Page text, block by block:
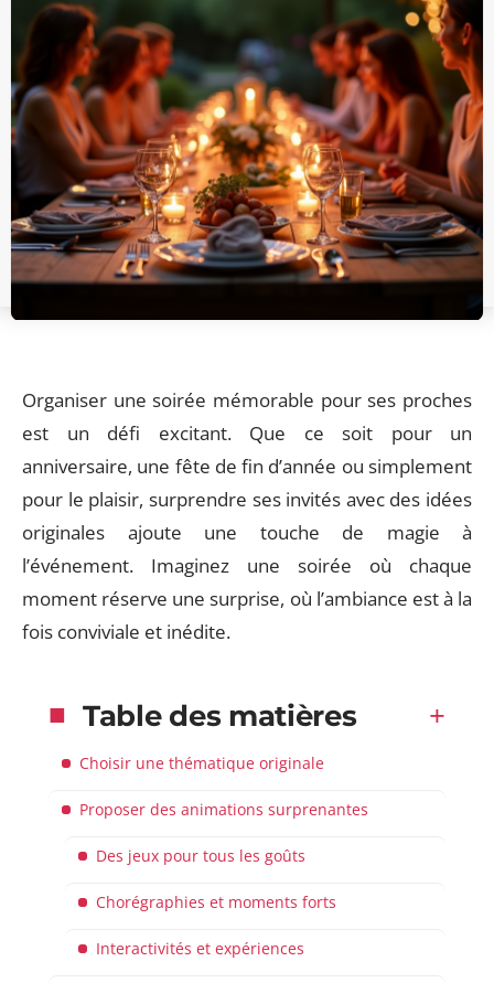
Organiser une soirée mémorable pour ses proches
est un défi excitant. Que ce soit pour un
anniversaire, une fête de fin d’année ou simplement
pour le plaisir, surprendre ses invités avec des idées
originales ajoute une touche de magie à
l’événement. Imaginez une soirée où chaque
moment réserve une surprise, où l’ambiance est à la
fois conviviale et inédite.
Table des matières
Choisir une thématique originale
Proposer des animations surprenantes
Des jeux pour tous les goûts
Chorégraphies et moments forts
Interactivités et expériences